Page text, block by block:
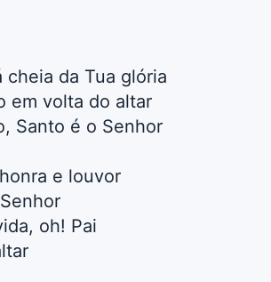
cheia da Tua glória
em volta do altar
Santo é o Senhor
e louvor
oh! Pai